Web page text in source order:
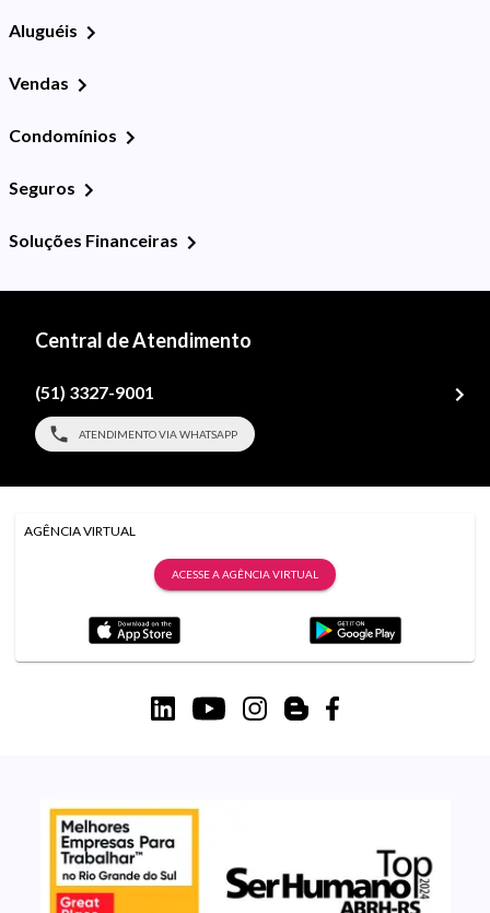
Aluguéis
Vendas
Condomínios
Seguros
Soluções Financeiras
Central de Atendimento
(51) 3327-9001
ATENDIMENTO VIA WHATSAPP
AGÊNCIA VIRTUAL
ACESSE A AGÊNCIA VIRTUAL